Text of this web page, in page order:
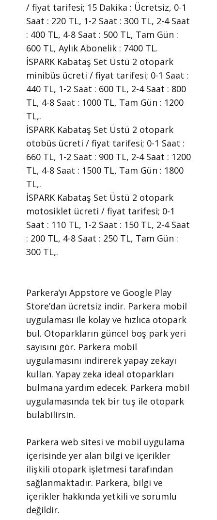
/ fiyat tarifesi; 15 Dakika : Ücretsiz, 0-1
Saat : 220 TL, 1-2 Saat : 300 TL, 2-4 Saat
: 400 TL, 4-8 Saat : 500 TL, Tam Gün :
600 TL, Aylık Abonelik : 7400 TL.
İSPARK Kabataş Set Üstü 2 otopark
minibüs ücreti / fiyat tarifesi; 0-1 Saat :
440 TL, 1-2 Saat : 600 TL, 2-4 Saat : 800
TL, 4-8 Saat : 1000 TL, Tam Gün : 1200
TL,.
İSPARK Kabataş Set Üstü 2 otopark
otobüs ücreti / fiyat tarifesi; 0-1 Saat :
660 TL, 1-2 Saat : 900 TL, 2-4 Saat : 1200
TL, 4-8 Saat : 1500 TL, Tam Gün : 1800
TL,.
İSPARK Kabataş Set Üstü 2 otopark
motosiklet ücreti / fiyat tarifesi; 0-1
Saat : 110 TL, 1-2 Saat : 150 TL, 2-4 Saat
: 200 TL, 4-8 Saat : 250 TL, Tam Gün :
300 TL,.
​Parkera’yı Appstore ve Google Play
Store’dan ücretsiz indir. Parkera mobil
uygulaması ile kolay ve hızlıca otopark
bul. Otoparkların güncel boş park yeri
sayısını gör. Parkera mobil
uygulamasını indirerek yapay zekayı
kullan. Yapay zeka ideal otoparkları
bulmana yardım edecek. Parkera mobil
uygulamasında tek bir tuş ile otopark
bulabilirsin.
​Parkera web sitesi ve mobil uygulama
içerisinde yer alan bilgi ve içerikler
ilişkili otopark işletmesi tarafından
sağlanmaktadır. Parkera, bilgi ve
içerikler hakkında yetkili ve sorumlu
değildir.